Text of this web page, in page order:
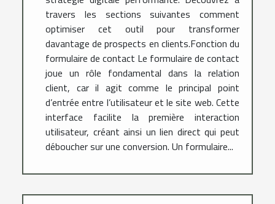
travers les sections suivantes comment
optimiser cet outil pour transformer
davantage de prospects en clients.Fonction du
formulaire de contact Le formulaire de contact
joue un rôle fondamental dans la relation
client, car il agit comme le principal point
d’entrée entre l’utilisateur et le site web. Cette
interface facilite la première interaction
utilisateur, créant ainsi un lien direct qui peut
déboucher sur une conversion. Un formulaire...